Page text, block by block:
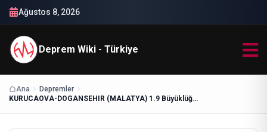
Ağustos 8, 2026
Deprem Wiki - Türkiye
Ana
Depremler
KURUCAOVA-DOGANSEHIR (MALATYA) 1.9 Büyüklüğünde Deprem